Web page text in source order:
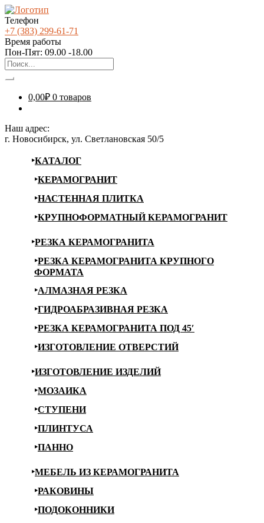
Телефон
+7 (383) 299-61-71
Время работы
Пон-Пят: 09.00 -18.00
0,00₽ 0 товаров
Наш адрес:
г. Новосибирск, ул. Светлановская 50/5
КАТАЛОГ
КЕРАМОГРАНИТ
НАСТЕННАЯ ПЛИТКА
КРУПНОФОРМАТНЫЙ КЕРАМОГРАНИТ
РЕЗКА КЕРАМОГРАНИТА
РЕЗКА КЕРАМОГРАНИТА КРУПНОГО
ФОРМАТА
АЛМАЗНАЯ РЕЗКА
ГИДРОАБРАЗИВНАЯ РЕЗКА
РЕЗКА КЕРАМОГРАНИТА ПОД 45′
ИЗГОТОВЛЕНИЕ ОТВЕРСТИЙ
ИЗГОТОВЛЕНИЕ ИЗДЕЛИЙ
МОЗАИКА
СТУПЕНИ
ПЛИНТУСА
ПАННО
МЕБЕЛЬ ИЗ КЕРАМОГРАНИТА
РАКОВИНЫ
ПОДОКОННИКИ